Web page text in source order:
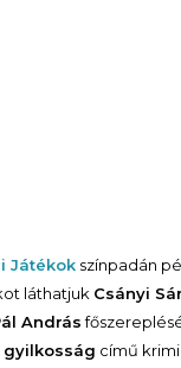
Játékok színpadán
láthatjuk Csányi
András
gyilkosság című